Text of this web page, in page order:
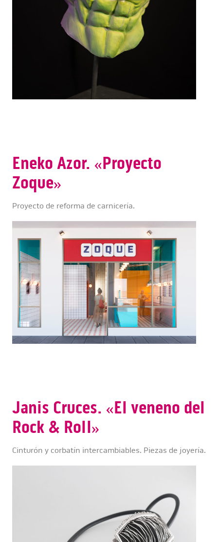
Eneko Azor. «Proyecto
Zoque»
Proyecto de reforma de carnicería.
Janis Cruces. «El veneno del
Rock & Roll»
Cinturón y corbatín intercambiables. Piezas de joyería.